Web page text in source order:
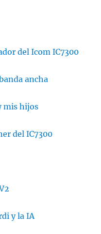
del Icom IC7300
ancha
mis hijos
del IC7300
y la IA